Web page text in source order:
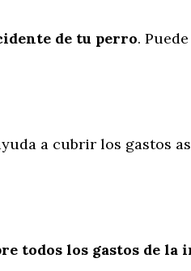
de tu perro. Puede
a cubrir los gastos
todos los gastos de la